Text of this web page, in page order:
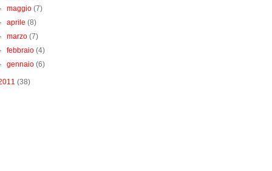
maggio(7)
aprile(8)
marzo(7)
febbraio(4)
gennaio(6)
(38)